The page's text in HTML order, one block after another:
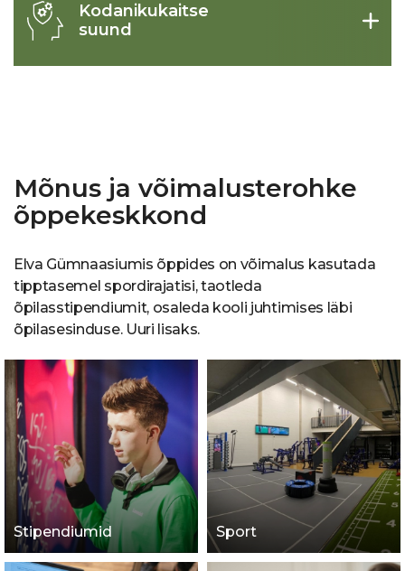
Kodanikukaitse
suund
Mõnus ja võimalusterohke
õppekeskkond
Elva Gümnaasiumis õppides on võimalus kasutada
tipptasemel spordirajatisi, taotleda
õpilasstipendiumit, osaleda kooli juhtimises läbi
õpilasesinduse. Uuri lisaks.
Stipendiumid Sport